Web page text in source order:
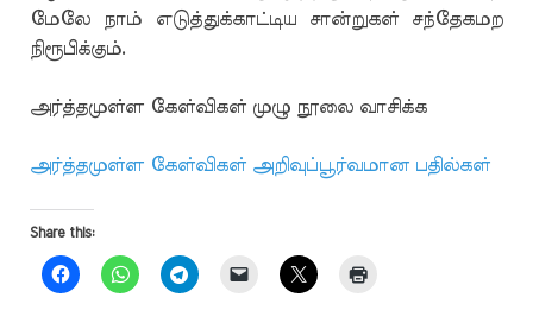
மேலே நாம் எடுத்துக்காட்டிய சான்றுகள் சந்தேகமற
நிரூபிக்கும்.
அர்த்தமுள்ள கேள்விகள் முழு நூலை வாசிக்க
அர்த்தமுள்ள கேள்விகள் அறிவுப்பூர்வமான பதில்கள்
Share this: